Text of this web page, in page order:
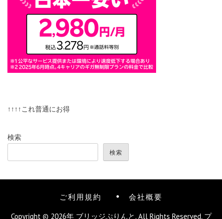
↑↑↑↑これ普通にお得
検索
検索
ご利用規約 会社概要
Copyright © 2026年 ブリッジぷりんと . All Rights Reserved. プ